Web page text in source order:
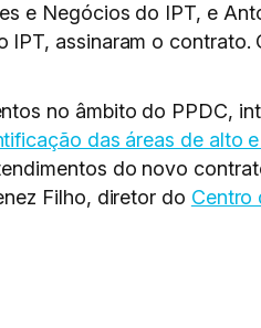
e Negócios do IPT, e
assinaram o
no âmbito do PPDC,
das áreas de alto
do novo
Filho, diretor do Centro